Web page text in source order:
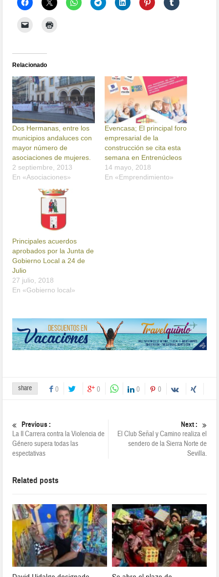
Relacionado
Dos Hermanas, entre los
municipios andaluces con
mayor número de
asociaciones de mujeres.
2 septiembre, 2013
En «Asociaciones»
Evencasa; El principal foro
empresarial de la
construcción se cita esta
semana en Entrenúcleos
14 mayo, 2018
En «Emprendimiento»
Principales acuerdos
aprobados por la Junta de
Gobierno Local a 24 de
Julio
27 julio, 2018
En «Gobierno local»
share 0 0 0 0
Previous :
La II Carrera contra la Violencia de
Género supera todas las
espectativas
Next :
El Club Señal y Camino realiza el
sendero de la Sierra Norte de
Sevilla.
Related posts